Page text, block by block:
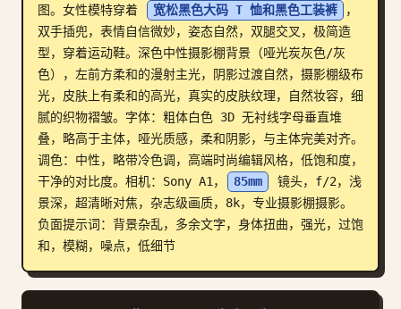
博客
更新
图。女性模特穿着
宽松黑色大码 T 恤和黑色工装裤
，
双手插兜，表情自信微妙，姿态自然，双腿交叉，极简造
型，穿着运动鞋。深色中性摄影棚背景（哑光炭灰色/灰
色），左前方柔和的漫射主光，阴影过渡自然，摄影棚级布
光，皮肤上有柔和的高光，真实的皮肤纹理，自然妆容，细
腻的织物褶皱。字体：粗体白色 3D 无衬线字母垂直堆
叠，略高于主体，哑光质感，柔和阴影，与主体完美对齐。
调色：中性，略带冷色调，高端时尚编辑风格，低饱和度，
干净的对比度。相机：Sony A1，
85mm
镜头，f/2，浅
景深，超清晰对焦，杂志级画质，8k，专业摄影棚摄影。
负面提示词：背景杂乱，多余文字，身体扭曲，强光，过饱
和，模糊，噪点，低细节